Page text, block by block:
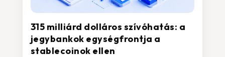
315 milliárd dolláros szívóhatás: a
jegybankok egységfrontja a
stablecoinok ellen